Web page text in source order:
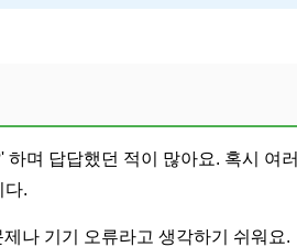
며 답답했던 적이 많아요. 혹시 여러
다.
나 기기 오류라고 생각하기 쉬워요.